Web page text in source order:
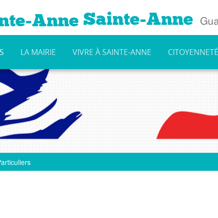
Sainte-Anne
LA MAIRIE VIVRE À SAINTE-ANNE CITOYENNETÉ